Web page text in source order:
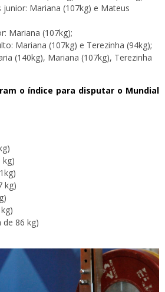
Mariana (107kg) e Mateus
Mariana (107kg);
Mariana (107kg) e Terezinha (94kg);
(140kg), Mariana (107kg), Terezinha
o índice para disputar o Mundial
kg)
kg)
de 86 kg)